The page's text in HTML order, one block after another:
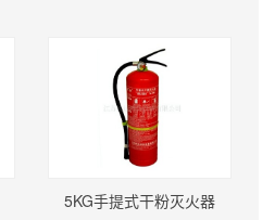
5KG手提式干粉灭火器